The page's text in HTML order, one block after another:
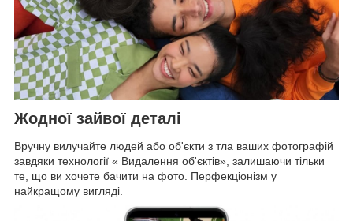
Жодної зайвої деталі
Вручну вилучайте людей або об'єкти з тла ваших фотографій
завдяки технології « Видалення об'єктів», залишаючи тільки
те, що ви хочете бачити на фото. Перфекціонізм у
найкращому вигляді.